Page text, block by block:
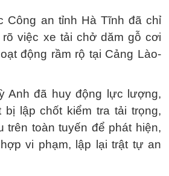
Công an tỉnh Hà Tĩnh đã chỉ
rõ việc xe tải chở dăm gỗ cơi
động rầm rộ tại Cảng Lào-
Anh đã huy động lực lượng,
bị lập chốt kiểm tra tải trọng,
trên toàn tuyến để phát hiện,
vi phạm, lập lại trật tự an